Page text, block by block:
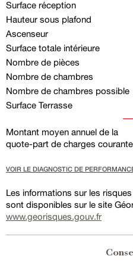
Surface réception
Hauteur sous plafond
Ascenseur
Surface totale intérieure
Nombre de pièces
Nombre de chambres
Nombre de chambres possible
Surface Terrasse
Montant moyen annuel de la
quote-part de charges
VOIR LE DIAGNOSTIC DE
Les informations sur les
sont disponibles sur le site
www.georisques.gouv.fr